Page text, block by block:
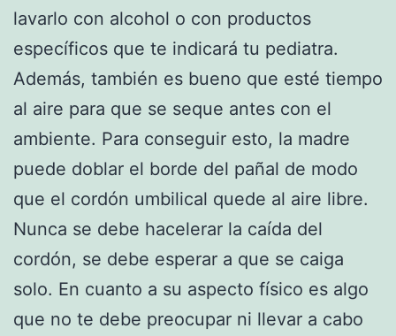
lavarlo con alcohol o con productos
específicos que te indicará tu pediatra.
Además, también es bueno que esté tiempo
al aire para que se seque antes con el
ambiente. Para conseguir esto, la madre
puede doblar el borde del pañal de modo
que el cordón umbilical quede al aire libre.
Nunca se debe hacelerar la caída del
cordón, se debe esperar a que se caiga
solo. En cuanto a su aspecto físico es algo
que no te debe preocupar ni llevar a cabo